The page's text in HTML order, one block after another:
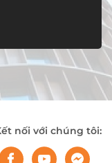
nối với chúng tôi: